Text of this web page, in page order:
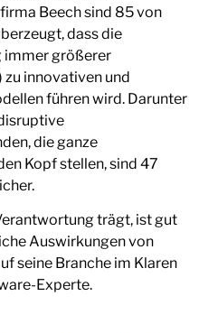
Beech sind 85 von
dass die
immer größerer
zu innovativen und
führen wird. Darunter
die ganze
Kopf stellen, sind 47
trägt, ist gut
Auswirkungen von
seine Branche im Klaren
Experte.